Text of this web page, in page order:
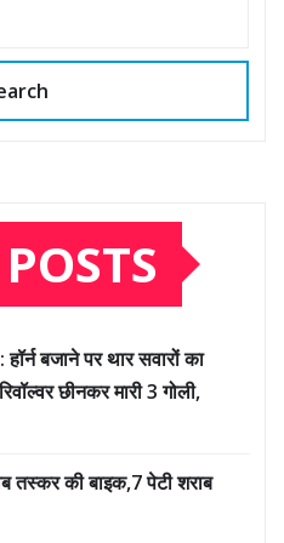
बजाने पर थार सवारों का
छीनकर मारी 3 गोली,
तस्कर की बाइक,7 पेटी शराब